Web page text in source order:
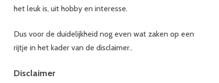
het leuk is, uit hobby en interesse.
Dus voor de duidelijkheid nog even wat zaken op een
rijtje in het kader van de disclaimer..
Disclaimer